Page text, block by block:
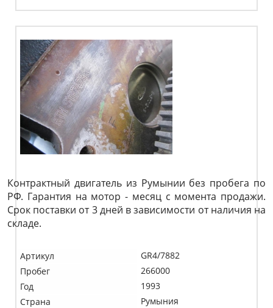
Контрактный двигатель из Румынии без пробега по
РФ. Гарантия на мотор - месяц с момента продажи.
Срок поставки от 3 дней в зависимости от наличия на
складе.
Артикул
GR4/7882
Пробег
266000
Год
1993
Страна
Румыния